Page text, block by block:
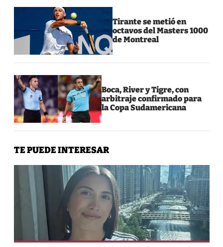
Tirante se metió en
octavos del Masters 1000
de Montreal
Boca, River y Tigre, con
arbitraje confirmado para
la Copa Sudamericana
TE PUEDE INTERESAR